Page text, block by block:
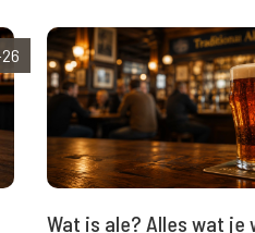
Wat is ale? Alles wat je